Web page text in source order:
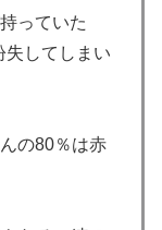
っていた
失してしまい
の80％は赤